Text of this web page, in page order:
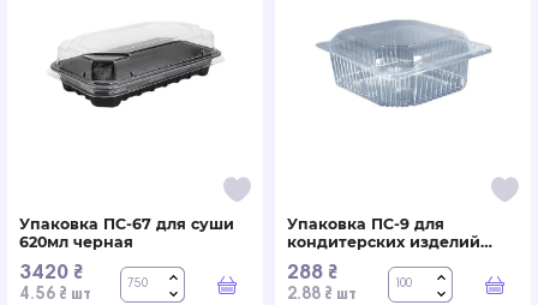
Упаковка ПС-67 для суши
620мл черная
3420 ₴
4.56 ₴ шт В корзину
Упаковка ПС-9 для
кондитерских изделий
750мл
288 ₴
2.88 ₴ шт В